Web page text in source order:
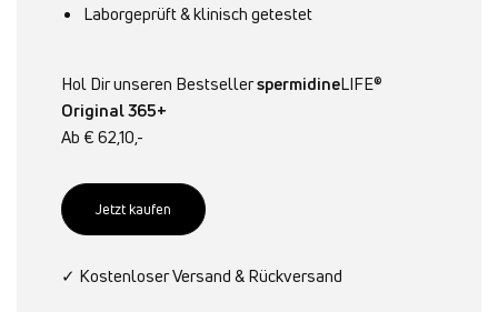
Laborgeprüft & klinisch getestet
Hol Dir unseren BestsellerspermidineLIFE®
Original 365+
Ab € 62,10,-
Jetzt kaufen
✓ Kostenloser Versand & Rückversand